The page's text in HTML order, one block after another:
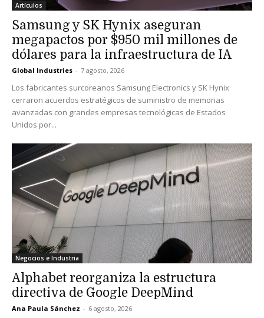
Artículos
Samsung y SK Hynix aseguran
megapactos por $950 mil millones de
dólares para la infraestructura de IA
Global Industries - 7 agosto, 2026
Los fabricantes surcoreanos Samsung Electronics y SK Hynix
cerraron acuerdos estratégicos de suministro de memorias
avanzadas con grandes empresas tecnológicas de Estados
Unidos por...
Negocios e Industria
Alphabet reorganiza la estructura
directiva de Google DeepMind
Ana Paula Sánchez - 6 agosto, 2026